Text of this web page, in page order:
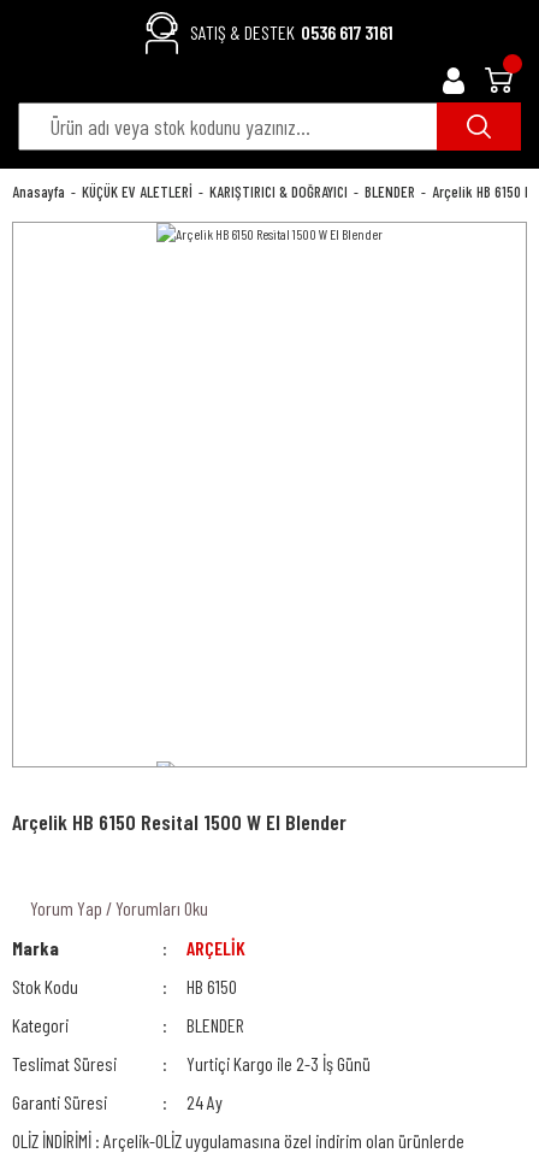
SATIŞ & DESTEK 0536 617 3161
Anasayfa KÜÇÜK EV ALETLERİ KARIŞTIRICI & DOĞRAYICI BLENDER Arçelik HB 6150
Arçelik HB 6150 Resital 1500 W El Blender
Yorum Yap / Yorumları Oku
Marka
ARÇELİK
Stok Kodu
HB 6150
Kategori
BLENDER
Teslimat Süresi
Yurtiçi Kargo ile 2-3 İş Günü
Garanti Süresi
24 Ay
OLİZ İNDİRİMİ : Arçelik-OLİZ uygulamasına özel indirim olan ürünlerde